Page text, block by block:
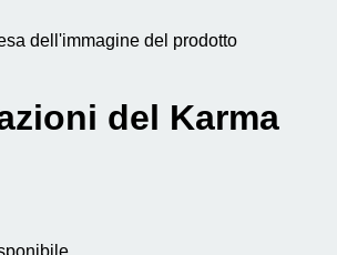
del Karma